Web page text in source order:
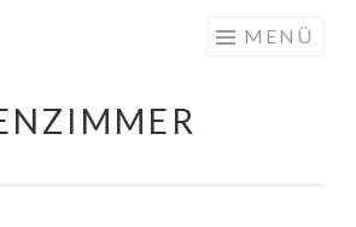
MENÜ